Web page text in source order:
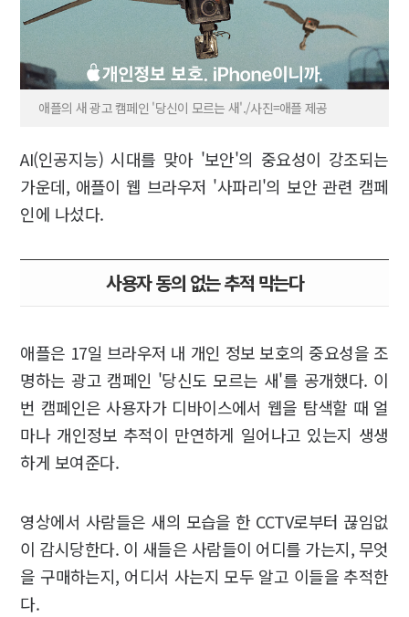
애플의 새 광고 캠페인 '당신이 모르는 새'./사진=애플 제공
AI(인공지능) 시대를 맞아 '보안'의 중요성이 강조되는
가운데, 애플이 웹 브라우저 '사파리'의 보안 관련 캠페
인에 나섰다.
사용자 동의 없는 추적 막는다
애플은 17일 브라우저 내 개인 정보 보호의 중요성을 조
명하는 광고 캠페인 '당신도 모르는 새'를 공개했다. 이
번 캠페인은 사용자가 디바이스에서 웹을 탐색할 때 얼
마나 개인정보 추적이 만연하게 일어나고 있는지 생생
하게 보여준다.
영상에서 사람들은 새의 모습을 한 CCTV로부터 끊임없
이 감시당한다. 이 새들은 사람들이 어디를 가는지, 무엇
을 구매하는지, 어디서 사는지 모두 알고 이들을 추적한
다.